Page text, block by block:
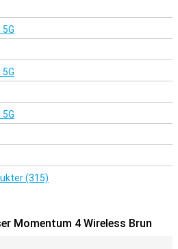
(315)
Momentum 4 Wireless Brun